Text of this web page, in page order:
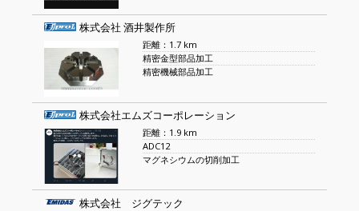
株式会社 酒井製作所
距離：1.7 km
精密金型部品加工
精密機械部品加工
株式会社エムズコーポレーション
距離：1.9 km
ADC12
マグネシウムの切削加工
株式会社 ジグテック